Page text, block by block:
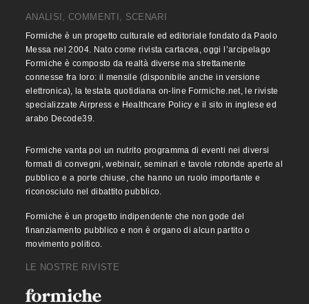
ANALISI, COMMENTI, SCENARI
Formiche è un progetto culturale ed editoriale fondato da Paolo
Messa nel 2004. Nato come rivista cartacea, oggi l’arcipelago
Formiche è composto da realtà diverse ma strettamente
connesse fra loro: il mensile (disponibile anche in versione
elettronica), la testata quotidiana on-line Formiche.net, le riviste
specializzate Airpress e Healthcare Policy e il sito in inglese ed
arabo Decode39.
Formiche vanta poi un nutrito programma di eventi nei diversi
formati di convegni, webinair, seminari e tavole rotonde aperte al
pubblico e a porte chiuse, che hanno un ruolo importante e
riconosciuto nel dibattito pubblico.
Formiche è un progetto indipendente che non gode del
finanziamento pubblico e non è organo di alcun partito o
movimento politico.
LE NOSTRE RIVISTE